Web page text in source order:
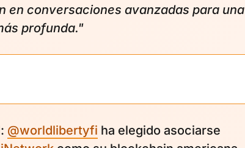
en conversaciones avanzadas para una
profunda."
@worldlibertyfi ha elegido asociarse